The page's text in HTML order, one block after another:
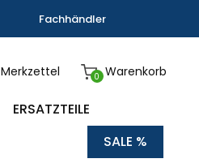
Fachhändler
0 Warenkorb
Merkzettel
ERSATZTEILE
SALE %